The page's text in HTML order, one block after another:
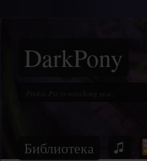
DarkPony
Библиотека